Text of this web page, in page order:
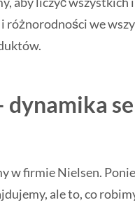
we
dynamika
w firmie Nielsen.
ale to, co